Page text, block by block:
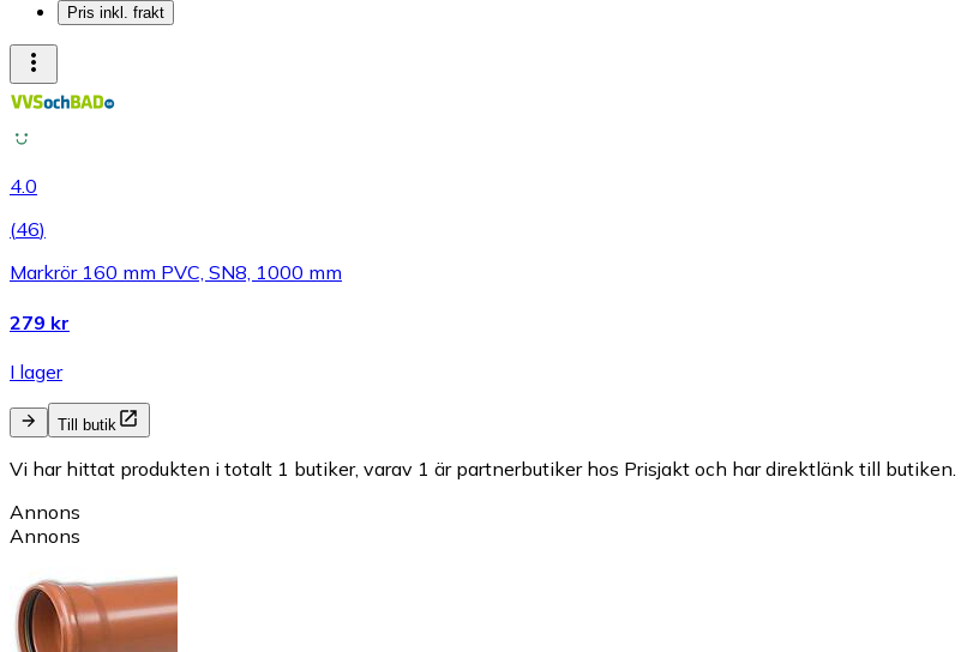
Pris inkl. frakt
4.0
(46)
Markrör 160 mm PVC, SN8, 1000 mm
279 kr
I lager
Till butik
Vi har hittat produkten i totalt 1 butiker, varav 1 är partnerbutiker hos Prisjakt och har direktlänk till butiken.
Annons
Annons